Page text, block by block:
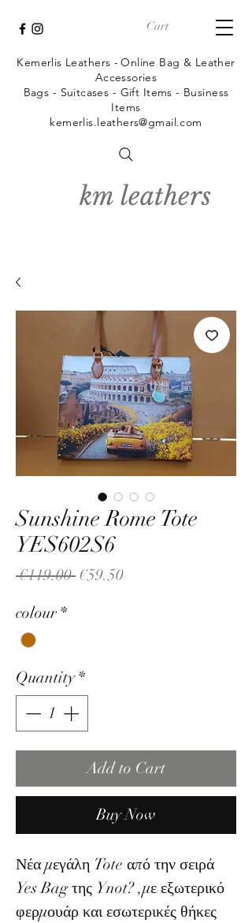
Cart
km leathers
Kemerlis Leathers - Online Bag & Leather
Accessories
Bags - Suitcases - Gift Items - Business
Items
kemerlis.leathers@gmail.com
Sunshine Rome Tote
YES602S6
€119.00 Regular
€59.50Sale
colour *
Quantity *
Add to Cart
Buy Now
Νέα μεγάλη Tote από την σειρά
Yes Bag της Ynot? ,με εξωτερικό
φερμουάρ και εσωτερικές θήκες